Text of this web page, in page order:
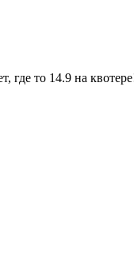
где то 14.9 на